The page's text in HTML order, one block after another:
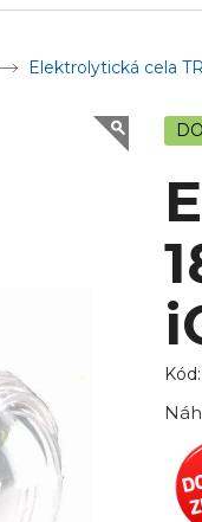
Elektrolytická cela
Kód: